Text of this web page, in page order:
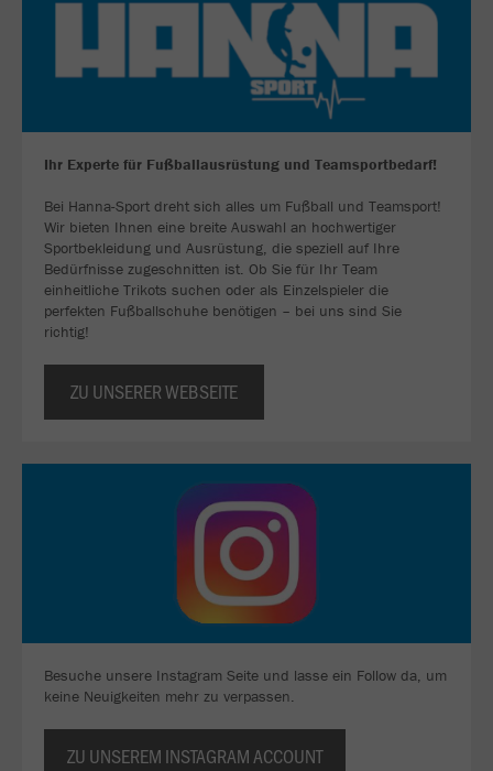
Ihr Experte für Fußballausrüstung und Teamsportbedarf!
Bei Hanna-Sport dreht sich alles um Fußball und Teamsport!
Wir bieten Ihnen eine breite Auswahl an hochwertiger
Sportbekleidung und Ausrüstung, die speziell auf Ihre
Bedürfnisse zugeschnitten ist. Ob Sie für Ihr Team
einheitliche Trikots suchen oder als Einzelspieler die
perfekten Fußballschuhe benötigen – bei uns sind Sie
richtig!
ZU UNSERER WEBSEITE
Besuche unsere Instagram Seite und lasse ein Follow da, um
keine Neuigkeiten mehr zu verpassen.
ZU UNSEREM INSTAGRAM ACCOUNT